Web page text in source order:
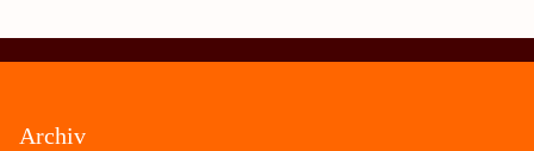
Archiv